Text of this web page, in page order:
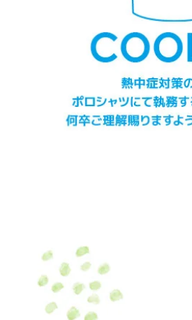
お知らせ
5月1日（日）から10月31日（月）の期間
間とさせていただきます。 ノーネクタイ
い申し上げます。